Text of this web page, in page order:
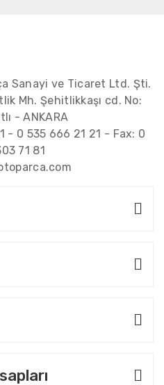
Sanayi ve Ticaret Ltd. Şti.
Mh. Şehitlikkaşı cd. No:
- ANKARA
- 0 535 666 21 21 - Fax: 0
71 81